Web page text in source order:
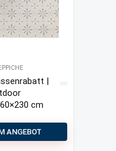
€
210,00 €.
|
cm
ANGEBOT